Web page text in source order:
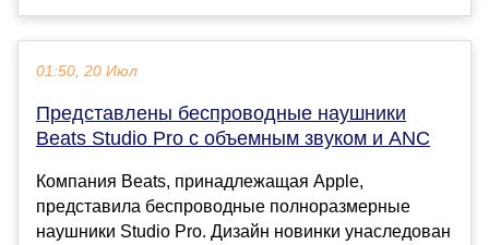
01:50, 20 Июл
Представлены беспроводные наушники
Beats Studio Pro с объемным звуком и ANC
Компания Beats, принадлежащая Apple,
представила беспроводные полноразмерные
наушники Studio Pro. Дизайн новинки унаследован